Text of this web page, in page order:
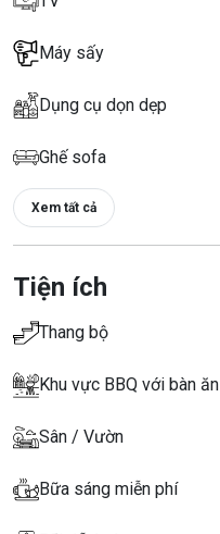
Máy sấy
Dụng cụ dọn dẹp
Ghế sofa
Xem tất cả
Tiện ích
Thang bộ
Khu vực BBQ với bàn ăn
Sân / Vườn
Bữa sáng miễn phí